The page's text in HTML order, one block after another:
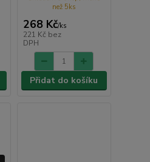
268 Kč/ks
221 Kč bez
DPH
než 5ks
Přidat do košíku